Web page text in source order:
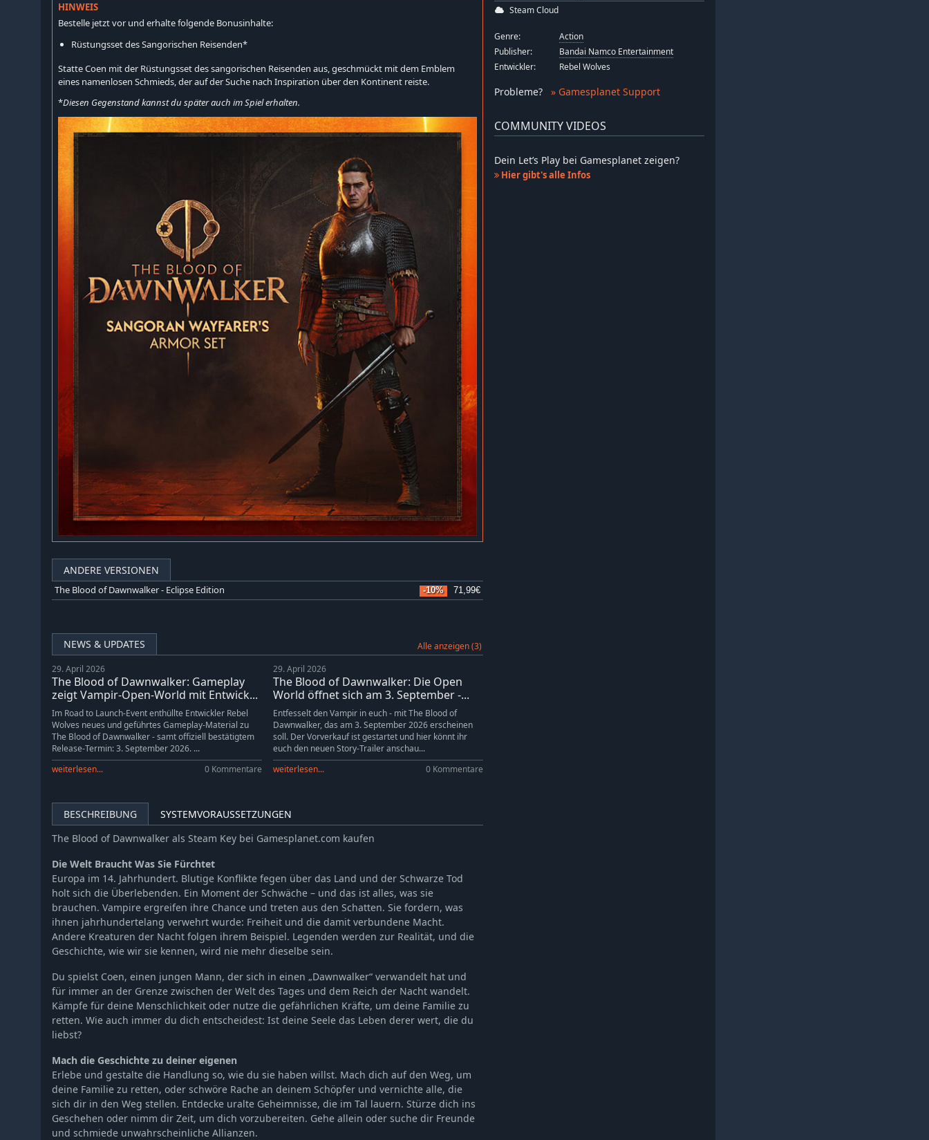
HINWEIS
Bestelle jetzt vor und erhalte folgende Bonusinhalte:
Rüstungsset des Sangorischen Reisenden*
Statte Coen mit der Rüstungsset des sangorischen Reisenden aus, geschmückt mit dem Emblem
eines namenlosen Schmieds, der auf der Suche nach Inspiration über den Kontinent reiste.
*Diesen Gegenstand kannst du später auch im Spiel erhalten.
ANDERE VERSIONEN
The Blood of Dawnwalker - Eclipse Edition -10% 71,99€
NEWS & UPDATES Alle anzeigen (3)
29. April 2026
The Blood of Dawnwalker: Gameplay
zeigt Vampir-Open-World mit Entwick...
Im Road to Launch-Event enthüllte Entwickler Rebel
Wolves neues und geführtes Gameplay-Material zu
The Blood of Dawnwalker - samt offiziell bestätigtem
Release-Termin: 3. September 2026. ...
weiterlesen...
0 Kommentare
29. April 2026
The Blood of Dawnwalker: Die Open
World öffnet sich am 3. September -...
Entfesselt den Vampir in euch - mit The Blood of
Dawnwalker, das am 3. September 2026 erscheinen
soll. Der Vorverkauf ist gestartet und hier könnt ihr
euch den neuen Story-Trailer anschau...
weiterlesen...
0 Kommentare
BESCHREIBUNG
SYSTEMVORAUSSETZUNGEN
The Blood of Dawnwalker als Steam Key bei Gamesplanet.com kaufen
Die Welt Braucht Was Sie Fürchtet
Europa im 14. Jahrhundert. Blutige Konflikte fegen über das Land und der Schwarze Tod
holt sich die Überlebenden. Ein Moment der Schwäche – und das ist alles, was sie
brauchen. Vampire ergreifen ihre Chance und treten aus den Schatten. Sie fordern, was
ihnen jahrhundertelang verwehrt wurde: Freiheit und die damit verbundene Macht.
Andere Kreaturen der Nacht folgen ihrem Beispiel. Legenden werden zur Realität, und die
Geschichte, wie wir sie kennen, wird nie mehr dieselbe sein.
Du spielst Coen, einen jungen Mann, der sich in einen „Dawnwalker“ verwandelt hat und
für immer an der Grenze zwischen der Welt des Tages und dem Reich der Nacht wandelt.
Kämpfe für deine Menschlichkeit oder nutze die gefährlichen Kräfte, um deine Familie zu
retten. Wie auch immer du dich entscheidest: Ist deine Seele das Leben derer wert, die du
liebst?
Mach die Geschichte zu deiner eigenen
Erlebe und gestalte die Handlung so, wie du sie haben willst. Mach dich auf den Weg, um
deine Familie zu retten, oder schwöre Rache an deinem Schöpfer und vernichte alle, die
sich dir in den Weg stellen. Entdecke uralte Geheimnisse, die im Tal lauern. Stürze dich ins
Geschehen oder nimm dir Zeit, um dich vorzubereiten. Gehe allein oder suche dir Freunde
und schmiede unwahrscheinliche Allianzen.
Steam Cloud
Genre:
Action
Publisher:
Bandai Namco Entertainment
Entwickler:
Rebel Wolves
Probleme? » Gamesplanet Support
COMMUNITY VIDEOS
Dein Let’s Play bei Gamesplanet zeigen?
Hier gibt's alle Infos